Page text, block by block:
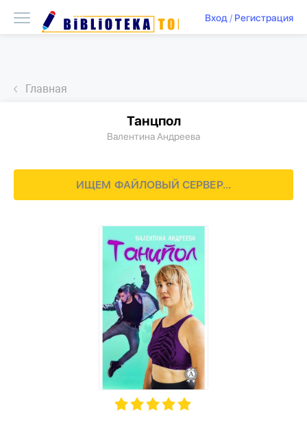
Вход/ Регистрация
Главная
Танцпол
Валентина Андреева
ИЩЕМ ФАЙЛОВЫЙ СЕРВЕР...